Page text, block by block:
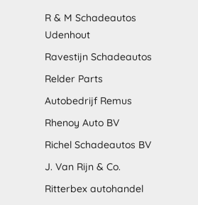
R & M Schadeautos
Udenhout
Ravestijn Schadeautos
Relder Parts
Autobedrijf Remus
Rhenoy Auto BV
Richel Schadeautos BV
J. Van Rijn & Co.
Ritterbex autohandel